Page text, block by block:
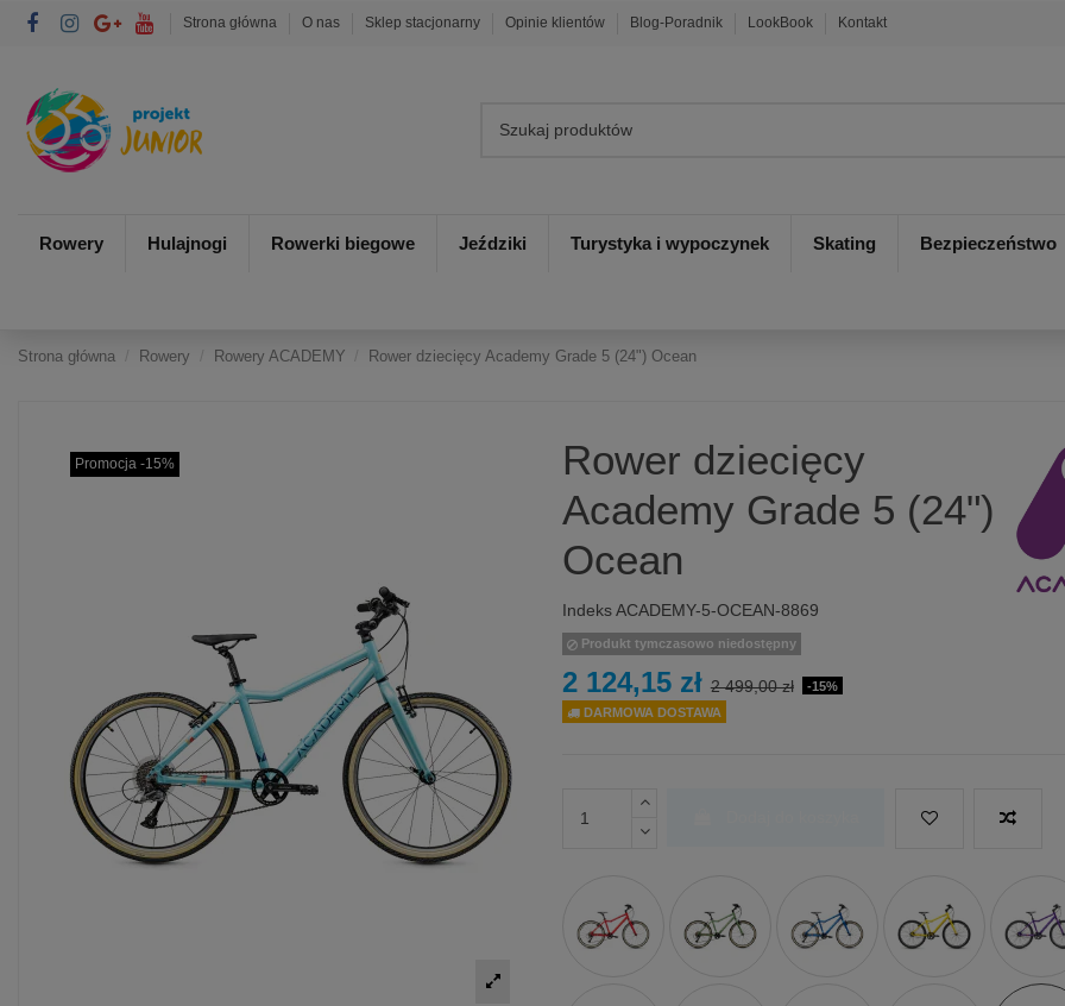
Strona główna O nas Sklep stacjonarny Opinie klientów Blog-Poradnik LookBook Kontakt
Rowery Hulajnogi Rowerki biegowe Jeździki Turystyka i wypoczynek Skating Bezpieczeństwo
Strona główna Rowery Rowery ACADEMY Rower dziecięcy Academy Grade 5 (24") Ocean
Promocja -15%
Rower dziecięcy
Academy Grade 5 (24")
Ocean
IndeksACADEMY-5-OCEAN-8869
Produkt tymczasowo niedostępny
2 124,15 zł 2 499,00 zł
-15%
DARMOWA DOSTAWA